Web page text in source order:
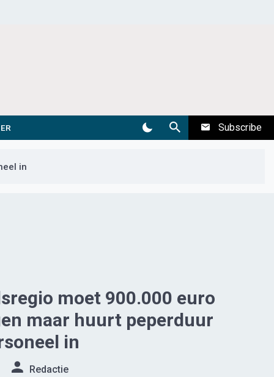
Subscribe
in
moet 900.000 euro
maar huurt peperduur
in
Redactie